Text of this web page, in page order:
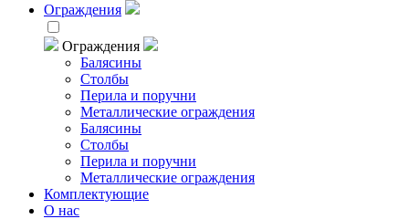
Ограждения
Ограждения
Балясины
Столбы
Перила и поручни
Металлические ограждения
Балясины
Столбы
Перила и поручни
Металлические ограждения
Комплектующие
О нас